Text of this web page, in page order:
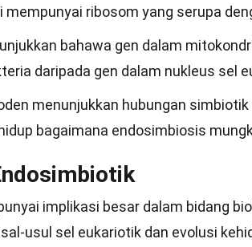
mempunyai ribosom yang serupa
bahawa gen dalam
daripada gen dalam nukleus sel
menunjukkan hubungan
bagaimana endosimbiosis
implikasi besar dalam bidang
usul sel eukariotik dan evolusi